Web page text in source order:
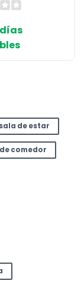
de estar
comedor